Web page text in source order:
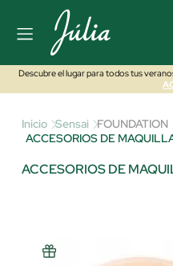
Descubre el lugar para todos tus
Inicio Sensai
FOUNDATION
ACCESORIOS DE
ACCESORIOS DE